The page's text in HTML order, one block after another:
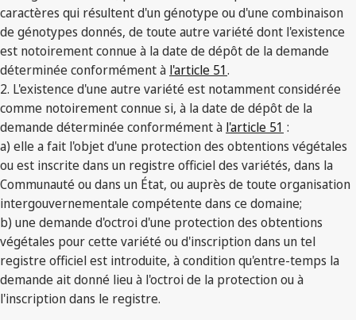
caractères qui résultent d'un génotype ou d'une combinaison
de génotypes donnés, de toute autre variété dont l'existence
est notoirement connue à la date de dépôt de la demande
déterminée conformément à l'article 51.
2. L'existence d'une autre variété est notamment considérée
comme notoirement connue si, à la date de dépôt de la
demande déterminée conformément à l'article 51 :
a) elle a fait l'objet d'une protection des obtentions végétales
ou est inscrite dans un registre officiel des variétés, dans la
Communauté ou dans un État, ou auprès de toute organisation
intergouvernementale compétente dans ce domaine;
b) une demande d'octroi d'une protection des obtentions
végétales pour cette variété ou d'inscription dans un tel
registre officiel est introduite, à condition qu'entre-temps la
demande ait donné lieu à l'octroi de la protection ou à
l'inscription dans le registre.